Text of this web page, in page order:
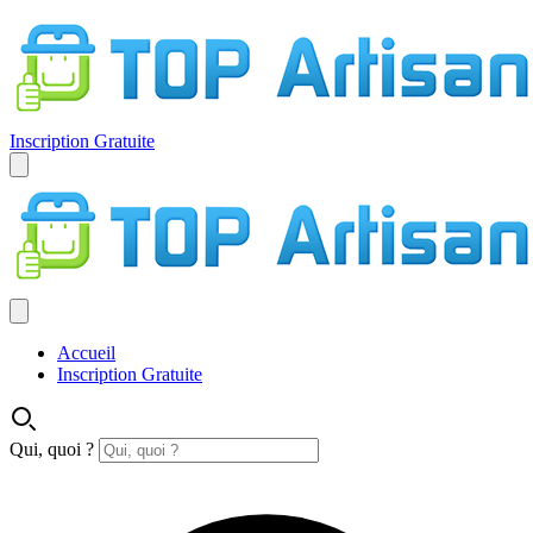
Inscription Gratuite
Accueil
Inscription Gratuite
Qui, quoi ?